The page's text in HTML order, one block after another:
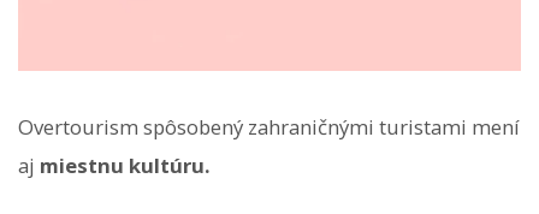
Overtourism spôsobený zahraničnými turistami mení
aj miestnu kultúru.